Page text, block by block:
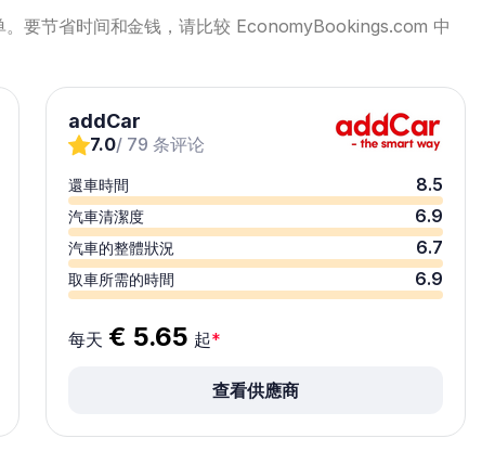
要节省时间和金钱，请比较 EconomyBookings.com 中
addCar
7.0/ 79 条评论
還車時間 8.5
汽車清潔度 6.9
汽車的整體狀況 6.7
取車所需的時間 6.9
每天 € 5.65 起*
查看供應商